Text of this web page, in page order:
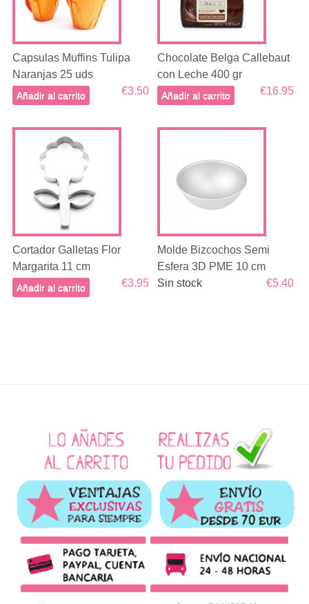
Capsulas Muffins Tulipa
Naranjas 25 uds
€3.50
Añadir al carrito
Chocolate Belga Callebaut
con Leche 400 gr
€16.95
Añadir al carrito
Cortador Galletas Flor
Margarita 11 cm
€3.95
Añadir al carrito
Molde Bizcochos Semi
Esfera 3D PME 10 cm
€5.40
Sin stock